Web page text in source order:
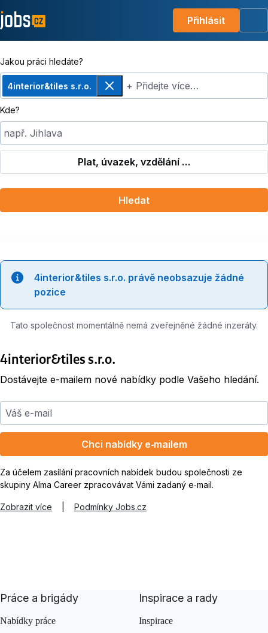
Přihlásit
Jakou práci hledáte?
4interior&tiles s.r.o.
Odebrat+ Přidejte více…
Kde?
např. Jihlava
Plat, úvazek, vzdělání …
Hledat
4interior&tiles s.r.o. právě neobsazuje žádné
pozice
Tato společnost momentálně nemá zveřejněné žádné inzeráty.
4interior&tiles s.r.o.
Dostávejte e-mailem nové nabídky podle Vašeho hledání.
Váš e-mail
Chci nabídky e‑mailem
Za účelem zasílání pracovních nabídek budou společnosti ze
skupiny Alma Career zpracovávat Vámi zadaný e‑mail.
Zobrazit více Podmínky Jobs.cz
Práce a brigády
Nabídky práce
Inspirace a rady
Inspirace